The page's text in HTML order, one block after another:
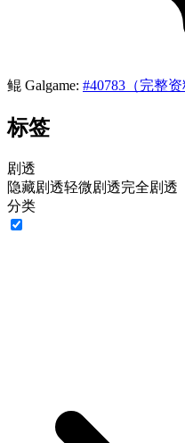
鲲 Galgame: #40783（完整资
标签
剧透
隐藏剧透轻微剧透完全剧透
分类